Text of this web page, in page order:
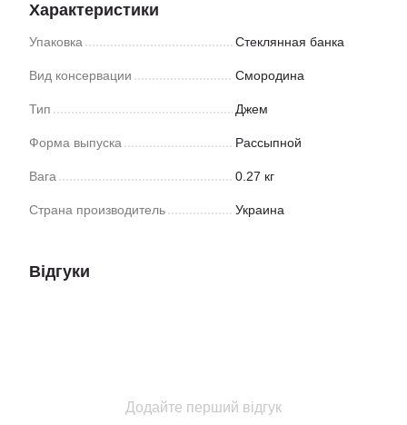
Характеристики
Упаковка Стеклянная банка
Вид консервации Смородина
Тип Джем
Форма выпуска Рассыпной
Вага 0.27 кг
Страна производитель Украина
Відгуки
Додайте перший відгук